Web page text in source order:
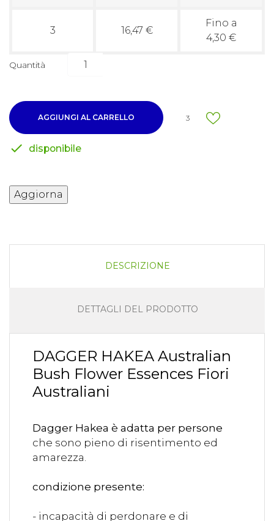
3 16,47 €
Fino a
4,30 €
Quantità
AGGIUNGI AL CARRELLO 3
 disponibile
DESCRIZIONE
DETTAGLI DEL PRODOTTO
DAGGER HAKEA Australian
Bush Flower Essences Fiori
Australiani
Dagger Hakea è adatta per persone
che sono pieno di risentimento ed
amarezza.
condizione presente:
- incapacità di perdonare e di